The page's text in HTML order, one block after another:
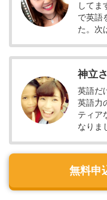
してま
で英語
た。次
神立
英語だ
英語力
ティア
なりま
無料申